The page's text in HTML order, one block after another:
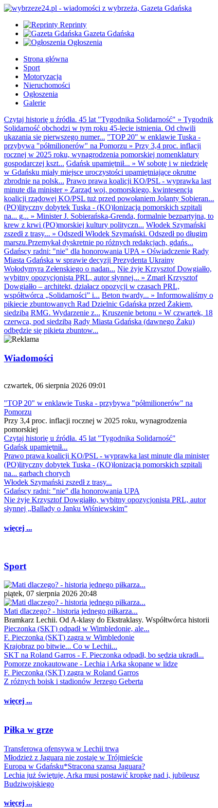
Reprinty
Gazeta Gdańska
Ogłoszenia
Strona główna
Sport
Motoryzacja
Nieruchomości
Ogłoszenia
Galerie
Czytaj historię u źródła. 45 lat "Tygodnika Solidarność" » Tygodnik
Solidarność obchodzi w tym roku 45-lecie istnienia. Od chwili
ukazania się pierwszego numer... "TOP 20" w enklawie Tuska -
przybywa "półmilionerów" na Pomorzu » Przy 3,4 proc. inflacji
rocznej w 2025 roku, wynagrodzenia pomorskiej nomenklatury
gospodarczej kszt... Gdańsk upamiętnił... » W sobotę i w niedzielę
w Gdańsku miały miejsce uroczystości upamiętniające okrutne
zbrodnie na polsk... Prawo prawa koalicji KO/PSL - wyprawka last
minute dla minister» Zarząd woj. pomorskiego, kwintesencja
koalicji rządowej KO/PSL tuż przed powołaniem Jolanty Sobieran...
(PO)lityczny dobytek Tuska - (KO)lonizacja pomorskich szpitali
na... g... » Minister J. Sobierańska-Grenda, formalnie bezpartyjna, to
krew z krwi (PO)morskiej kultury polityczn... Włodek Szymański
zszedł z trasy... » Odszedł Włodek Szymański. Odszedł po długim
marszu.Przemykał dyskretnie po różnych redakcjach, gdańs...
Gdańscy radni: "nie" dla honorowania UPA » Oświadczenie Rady
Miasta Gdańska w sprawie decyzji Prezydenta Ukrainy
Wołodymyra Zełenskiego o nadan... Nie żyje Krzysztof Dowgiałło,
wybitny opozycjonista PRL, autor słynnej... » Zmarł Krzysztof
Dowgiałło – architekt, działacz opozycji w czasach PRL,
współtwórca „Solidarności” i... Beton twardy... » Informowaliśmy o
pikiecie zbuntowanych Rad Dzielnic Gdańska przed Żakiem,
siedzibą RMG. Wydarzenie z... Kruszenie betonu » W czwartek, 18
czerwca, pod siedzibą Rady Miasta Gdańska (dawnego Żaku)
odbędzie się pikieta zbuntow...
Wiadomości
czwartek, 06 sierpnia 2026 09:01
"TOP 20" w enklawie Tuska - przybywa "półmilionerów" na
Pomorzu
Przy 3,4 proc. inflacji rocznej w 2025 roku, wynagrodzenia
pomorskiej
Czytaj historię u źródła. 45 lat "Tygodnika Solidarność"
Gdańsk upamiętnił...
Prawo prawa koalicji KO/PSL - wyprawka last minute dla minister
(PO)lityczny dobytek Tuska - (KO)lonizacja pomorskich szpitali
na... garbach chorych
Włodek Szymański zszedł z trasy...
Gdańscy radni: "nie" dla honorowania UPA
Nie żyje Krzysztof Dowgiałło, wybitny opozycjonista PRL, autor
słynnej „Ballady o Janku Wiśniewskim”
więcej ...
Sport
piątek, 07 sierpnia 2026 20:48
Mati dlaczego? - historia jednego piłkarza...
Bramkarz Lechii. Od A-klasy do Ekstraklasy. Współtwórca historii
Pieczonka (SKT) odpadł w Wimbledonie, ale...
F. Pieczonka (SKT) zagra w Wimbledonie
Krajobraz po bitwie... Co w Lechii...
SKT na Roland Garros - F. Pieczonka odpadł, bo sędzia ukradł...
Pomorze znokautowane - Lechia i Arka skopane w lidze
F. Pieczonka (SKT) zagra w Roland Garros
Z różnych boisk i stadionów Jerzego Geberta
więcej ...
Piłka w grze
Transferowa ofensywa w Lechii trwa
Młodzież z Jaguara nie zostaje w Trójmieście
Europa w Gdańsku*Stracona szansa Jaguara?
Lechia już świętuje, Arka musi postawić kropkę nad i, jubileusz
Budziwojskiego
więcej ...